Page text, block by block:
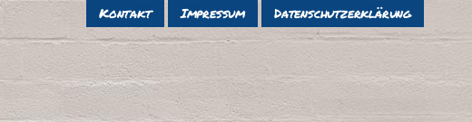
Kontakt Impressum Datenschutzerklärung